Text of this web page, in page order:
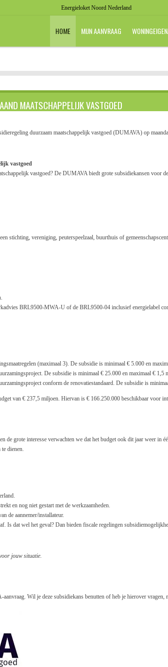
Energieloket Noord Nederland
HOME MIJN AANVRAAG
MAATSCHAPPELIJK VASTGOED
duurzaam maatschappelijk vastgoed (DUMAVA) op
vastgoed
vastgoed? De DUMAVA biedt grote subsidiekansen voor
stichting, vereniging, peuterspeelzaal, buurthuis of
BRL9500-MWA-U of de BRL9500-04 inclusief energielabel
(maximaal 3). De subsidie is minimaal € 5.000 en
De subsidie is minimaal € 25.000 en maximaal € 1,5
conform de renovatiestandaard. De subsidie is
van € 237,5 miljoen. Hiervan is € 166.250.000 beschikbaar voor
de grote interesse verwachten we dat het budget ook dit jaar weer in
dienen.
en nog niet gestart met de werkzaamheden.
de aannemer/installateur.
Is dat wel het geval? Dan bieden fiscale regelingen
jouw situatie.
Wil je deze subsidiekans benutten of heb je hierover vragen,